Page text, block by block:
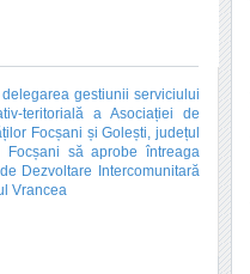
gestiunii serviciului
teritorială a Asociației de
Focșani și Golești, județul
Focșani să aprobe întreaga
Dezvoltare Intercomunitară
Vrancea